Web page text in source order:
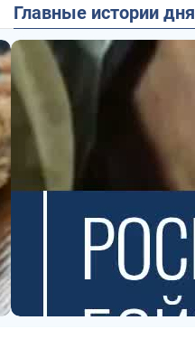
Главные истории дня